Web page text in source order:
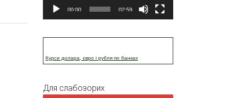
00:00 02:59
Курси долара, євро і рубля по банках
Для слабозорих